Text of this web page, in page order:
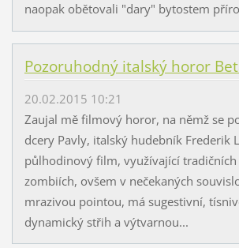
naopak obětovali "dary" bytostem
Pozoruhodný italský horor
20.02.2015 10:21
Zaujal mě filmový horor, na němž se
dcery Pavly, italský hudebník Frederik
půlhodinový film, využívající
zombiích, ovšem v nečekaných
mrazivou pointou, má sugestivní,
dynamický střih a výtvarnou...